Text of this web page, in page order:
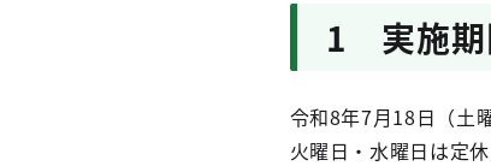
1 実施期
令和8年7月18日（土
火曜日・水曜日は定